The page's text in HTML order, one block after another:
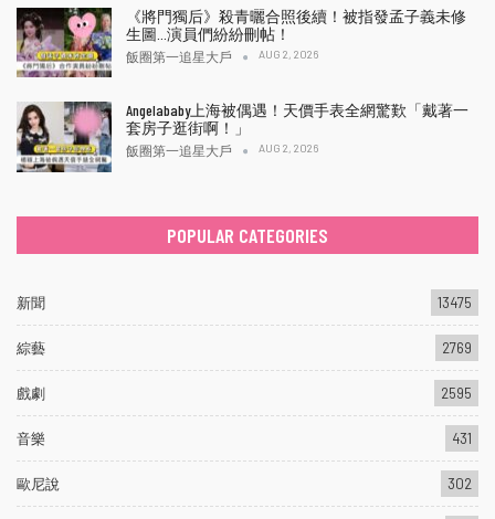
《將門獨后》殺青曬合照後續！被指發孟子義未修
生圖…演員們紛紛刪帖！
飯圈第一追星大戶 AUG 2, 2026
Angelababy上海被偶遇！天價手表全網驚歎「戴著一
套房子逛街啊！」
飯圈第一追星大戶 AUG 2, 2026
POPULAR CATEGORIES
新聞 13475
綜藝 2769
戲劇 2595
音樂 431
歐尼說 302